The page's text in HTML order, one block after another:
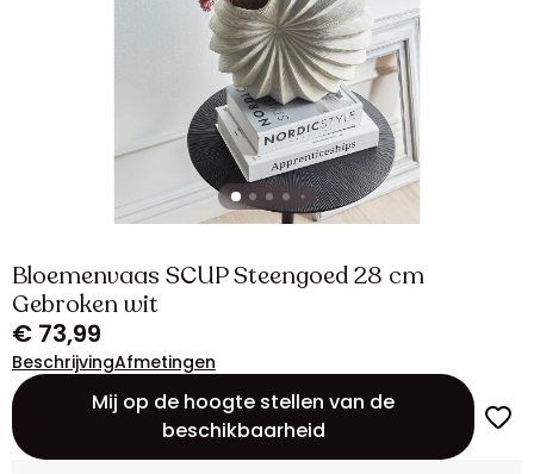
Bloemenvaas SCUP Steengoed 28 cm
Gebroken wit
€ 73,99
BeschrijvingAfmetingen
Mij op de hoogte stellen van de
beschikbaarheid